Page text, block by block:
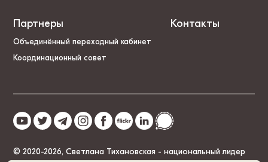
Партнеры
Объединённый переходный кабинет
Координационный совет
Контакты
© 2020-2026, Светлана Тихановская - национальный лидер